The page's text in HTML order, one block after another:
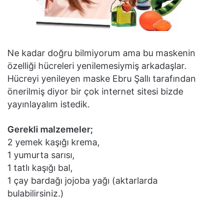
Ne kadar doğru bilmiyorum ama bu maskenin
özelliği hücreleri yenilemesiymiş arkadaşlar.
Hücreyi yenileyen maske Ebru Şallı tarafından
önerilmiş diyor bir çok internet sitesi bizde
yayınlayalım istedik.
Gerekli malzemeler;
2 yemek kaşığı krema,
1 yumurta sarısı,
1 tatlı kaşığı bal,
1 çay bardağı jojoba yağı (aktarlarda
bulabilirsiniz.)